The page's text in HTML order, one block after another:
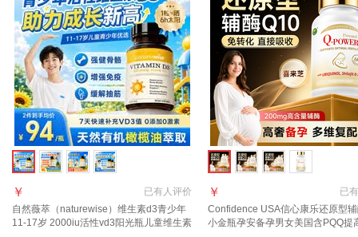
已有人评价
￥
自然薇萃（naturewise）维生素d3青少年
11-17岁 2000iu活性vd3阳光瓶儿童维生素
已有
￥
Confidence USA信心康乐还原型
小金瓶孕安备孕男女美国含PQQ提